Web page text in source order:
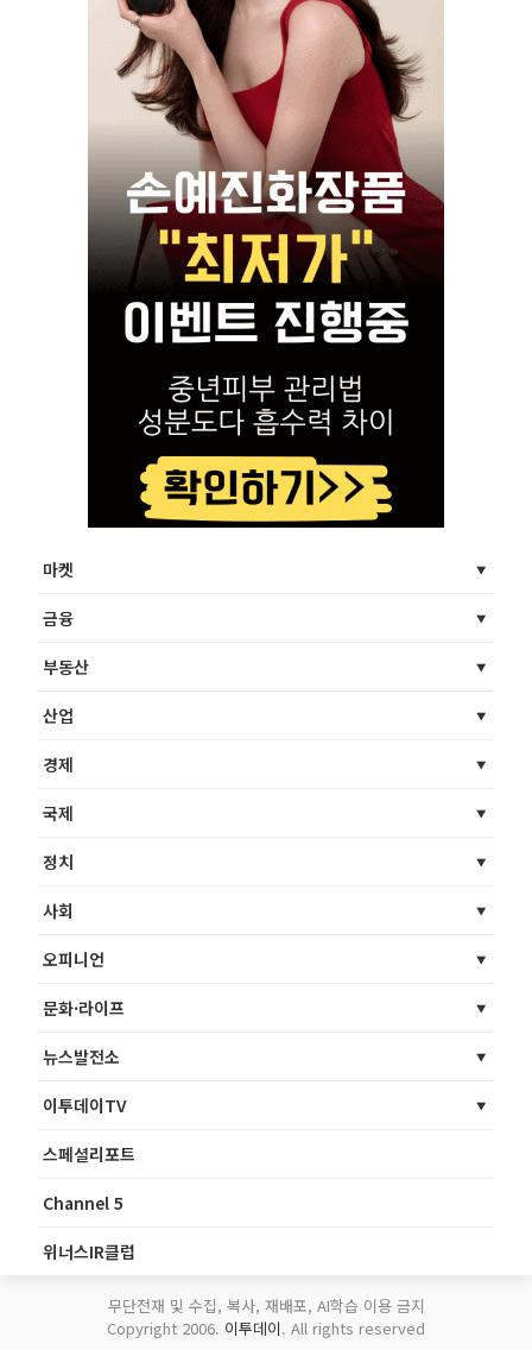
마켓
금융
부동산
산업
경제
국제
정치
사회
오피니언
문화·라이프
뉴스발전소
이투데이TV
스페셜리포트
Channel 5
위너스IR클럽
무단전재 및 수집, 복사, 재배포, AI학습 이용 금지
Copyright 2006. 이투데이. All rights reserved